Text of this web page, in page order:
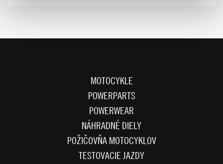
MOTOCYKLE
POWERPARTS
POWERWEAR
NÁHRADNÉ DIELY
POŽIČOVŇA MOTOCYKLOV
TESTOVACIE JAZDY